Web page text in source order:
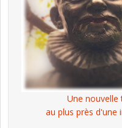
Une nouvelle
au plus près d'une